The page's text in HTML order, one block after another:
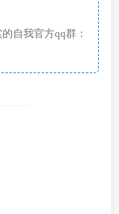
自我官方qq群：